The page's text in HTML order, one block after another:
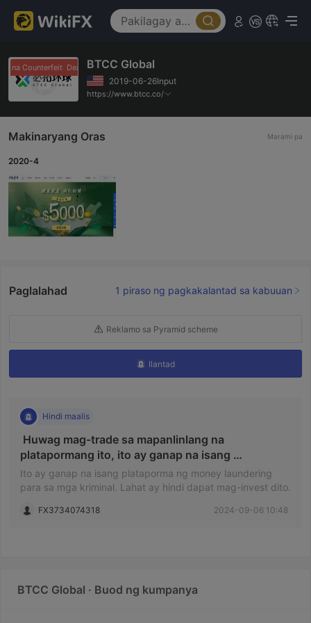
na Counterfeit Dealer na Counterfeit
BTCC Global
2019-06-26Input
https://www.btcc.co/
Makinaryang Oras Marami pa
2020-4
Paglalahad 1 piraso ng pagkakalantad sa kabuuan
Reklamo sa Pyramid scheme
Ilantad
Hindi maalis
Huwag mag-trade sa mapanlinlang na
platapormang ito, ito ay ganap na isang
plataporma para sa panghuhuthot ng pera ng mga
manloloko. Pagkatapos mag-apply para sa pag-
at hindi ka makakapag-withdraw ng anumang
Ito ay ganap na isang plataporma ng money laundering
para sa mga kriminal. Lahat ay hindi dapat mag-invest dito.
FX3734074318 2024-09-06 10:48
BTCC Global · Buod ng kumpanya